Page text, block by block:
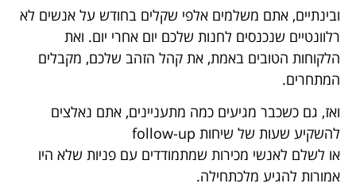
ובינתיים, אתם משלמים אלפי שקלים בחודש על אנשים לא
רלוונטיים שנכנסים לחנות שלכם יום אחרי יום. ואת
הלקוחות הטובים באמת, את קהל הזהב שלכם, מקבלים
המתחרים.
ואז, גם כשכבר מגיעים כמה מתעניינים, אתם נאלצים
להשקיע שעות של שיחות follow-up
או לשלם לאנשי מכירות שמתמודדים עם פניות שלא היו
אמורות להגיע מלכתחילה.